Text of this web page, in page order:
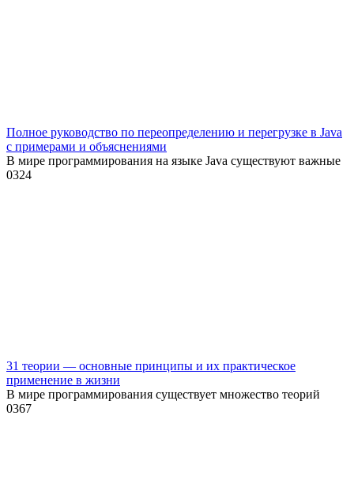
Полное руководство по переопределению и перегрузке в Java
с примерами и объяснениями
В мире программирования на языке Java существуют важные
0324
31 теории — основные принципы и их практическое
применение в жизни
В мире программирования существует множество теорий
0367